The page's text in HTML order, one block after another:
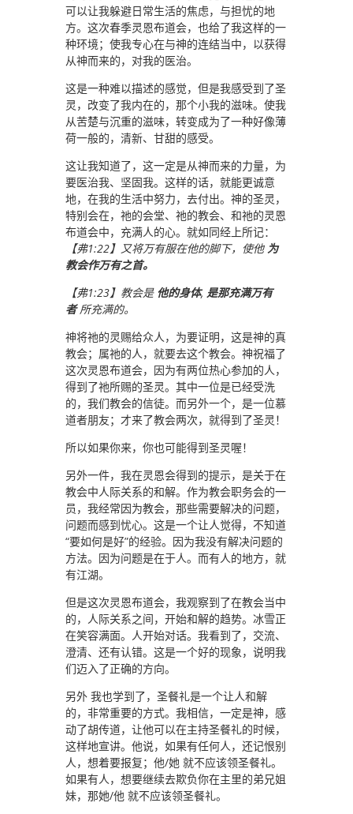
可以让我躲避日常生活的焦虑，与担忧的地
方。这次春季灵恩布道会，也给了我这样的一
种环境；使我专心在与神的连结当中，以获得
从神而来的，对我的医治。
这是一种难以描述的感觉，但是我感受到了圣
灵，改变了我内在的，那个小我的滋味。使我
从苦楚与沉重的滋味，转变成为了一种好像薄
荷一般的，清新、甘甜的感受。
这让我知道了，这一定是从神而来的力量，为
要医治我、坚固我。这样的话，就能更诚意
地，在我的生活中努力，去付出。神的圣灵，
特别会在，祂的会堂、祂的教会、和祂的灵恩
布道会中，充满人的心。就如同经上所记：
【弗1:22】又将万有服在他的脚下，使他为
教会作万有之首。
【弗1:23】教会是他的身体, 是那充满万有
者所充满的。
神将祂的灵赐给众人，为要证明，这是神的真
教会；属祂的人，就要去这个教会。神祝福了
这次灵恩布道会，因为有两位热心参加的人，
得到了祂所赐的圣灵。其中一位是已经受洗
的，我们教会的信徒。而另外一个，是一位慕
道者朋友；才来了教会两次，就得到了圣灵！
所以如果你来，你也可能得到圣灵喔！
另外一件，我在灵恩会得到的提示，是关于在
教会中人际关系的和解。作为教会职务会的一
员，我经常因为教会，那些需要解决的问题，
问题而感到忧心。这是一个让人觉得，不知道
“要如何是好”的经验。因为我没有解决问题的
方法。因为问题是在于人。而有人的地方，就
有江湖。
但是这次灵恩布道会，我观察到了在教会当中
的，人际关系之间，开始和解的趋势。冰雪正
在笑容满面。人开始对话。我看到了，交流、
澄清、还有认错。这是一个好的现象，说明我
们迈入了正确的方向。
另外 我也学到了，圣餐礼是一个让人和解
的，非常重要的方式。我相信，一定是神，感
动了胡传道，让他可以在主持圣餐礼的时候，
这样地宣讲。他说，如果有任何人，还记恨别
人，想着要报复；他/她 就不应该领圣餐礼。
如果有人，想要继续去欺负你在主里的弟兄姐
妹，那她/他 就不应该领圣餐礼。